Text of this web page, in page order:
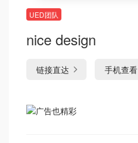
UED团队
nice design
链接直达 手机查看